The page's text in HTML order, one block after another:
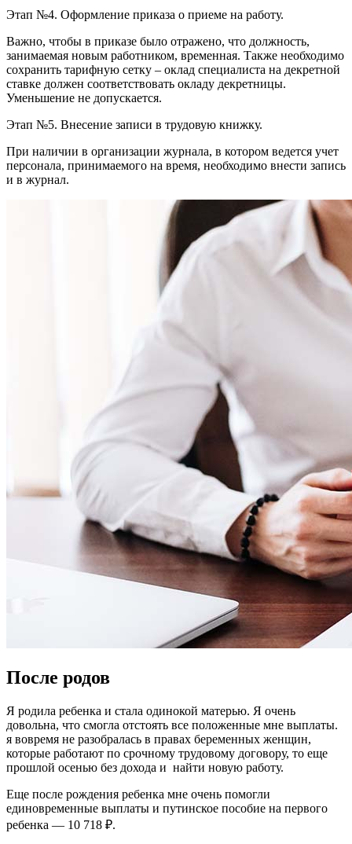
Этап №4. Оформление приказа о приеме на работу.
Важно, чтобы в приказе было отражено, что должность,
занимаемая новым работником, временная. Также необходимо
сохранить тарифную сетку – оклад специалиста на декретной
ставке должен соответствовать окладу декретницы.
Уменьшение не допускается.
Этап №5. Внесение записи в трудовую книжку.
При наличии в организации журнала, в котором ведется учет
персонала, принимаемого на время, необходимо внести запись
и в журнал.
После родов
Я родила ребенка и стала одинокой матерью. Я очень
довольна, что смогла отстоять все положенные мне выплаты.
я вовремя не разобралась в правах беременных женщин,
которые работают по срочному трудовому договору, то еще
прошлой осенью без дохода и найти новую работу.
Еще после рождения ребенка мне очень помогли
единовременные выплаты и путинское пособие на первого
ребенка — 10 718 ₽.